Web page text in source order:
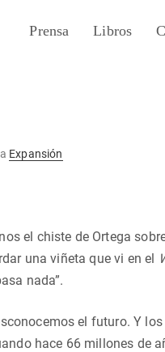
Prensa Libros
a Expansión
el chiste de Ortega
una viñeta que vi en el
nada”.
el futuro. Y
hace 66 millones de